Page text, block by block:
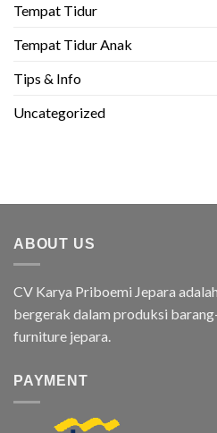
Tempat Tidur
Tempat Tidur Anak
Tips & Info
Uncategorized
ABOUT US
CV Karya Priboemi Jepara
bergerak dalam produksi
furniture jepara.
PAYMENT